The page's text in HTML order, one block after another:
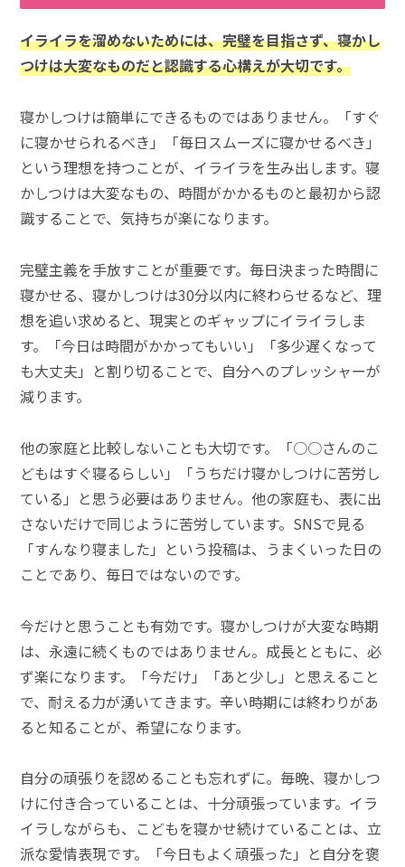
イライラを溜めないためには、完璧を目指さず、寝かし
つけは大変なものだと認識する心構えが大切です。
寝かしつけは簡単にできるものではありません。「すぐ
に寝かせられるべき」「毎日スムーズに寝かせるべき」
という理想を持つことが、イライラを生み出します。寝
かしつけは大変なもの、時間がかかるものと最初から認
識することで、気持ちが楽になります。
完璧主義を手放すことが重要です。毎日決まった時間に
寝かせる、寝かしつけは30分以内に終わらせるなど、理
想を追い求めると、現実とのギャップにイライラしま
す。「今日は時間がかかってもいい」「多少遅くなって
も大丈夫」と割り切ることで、自分へのプレッシャーが
減ります。
他の家庭と比較しないことも大切です。「○○さんのこ
どもはすぐ寝るらしい」「うちだけ寝かしつけに苦労し
ている」と思う必要はありません。他の家庭も、表に出
さないだけで同じように苦労しています。SNSで見る
「すんなり寝ました」という投稿は、うまくいった日の
ことであり、毎日ではないのです。
今だけと思うことも有効です。寝かしつけが大変な時期
は、永遠に続くものではありません。成長とともに、必
ず楽になります。「今だけ」「あと少し」と思えること
で、耐える力が湧いてきます。辛い時期には終わりがあ
ると知ることが、希望になります。
自分の頑張りを認めることも忘れずに。毎晩、寝かしつ
けに付き合っていることは、十分頑張っています。イラ
イラしながらも、こどもを寝かせ続けていることは、立
派な愛情表現です。「今日もよく頑張った」と自分を褒